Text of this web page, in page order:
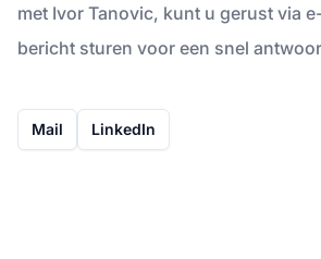
met Ivor Tanovic, kunt u gerust via
bericht sturen voor een snel
Mail LinkedIn